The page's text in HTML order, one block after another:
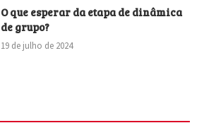
O que esperar da etapa de dinâmica
de grupo?
19 de julho de 2024